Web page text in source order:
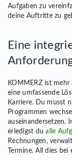
Aufgaben zu
deine Auftritte zu
Eine
KOMMERZ ist
eine umfassende
Karriere. Du musst
Programmen
auseinandersetzen.
erledigst dualle
Rechnungen,
Termine. All dies